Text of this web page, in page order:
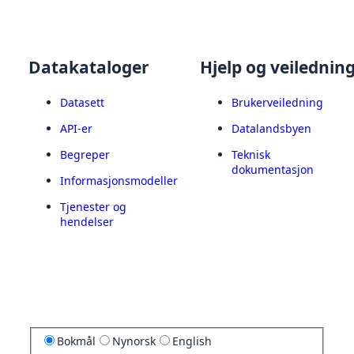
Datakataloger
Datasett
API-er
Begreper
Informasjonsmodeller
Tjenester og
hendelser
Hjelp og
Brukerveiledning
Datalandsbyen
Teknisk
dokumentasjon
Bokmål Nynorsk English